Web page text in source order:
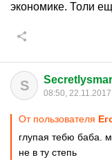
экономике. Толи
S 08:50, 22.11.2017
От пользователя
глупая тебю баба.
не в ту степь